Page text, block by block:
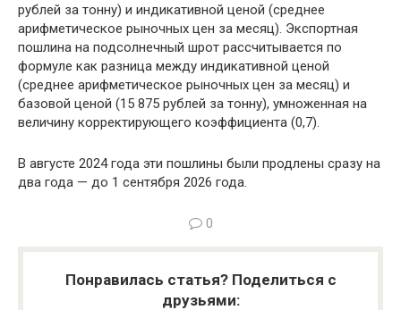
рублей за тонну) и индикативной ценой (среднее
арифметическое рыночных цен за месяц). Экспортная
пошлина на подсолнечный шрот рассчитывается по
формуле как разница между индикативной ценой
(среднее арифметическое рыночных цен за месяц) и
базовой ценой (15 875 рублей за тонну), умноженная на
величину корректирующего коэффициента (0,7).
В августе 2024 года эти пошлины были продлены сразу на
два года — до 1 сентября 2026 года.
0
Понравилась статья? Поделиться с
друзьями: